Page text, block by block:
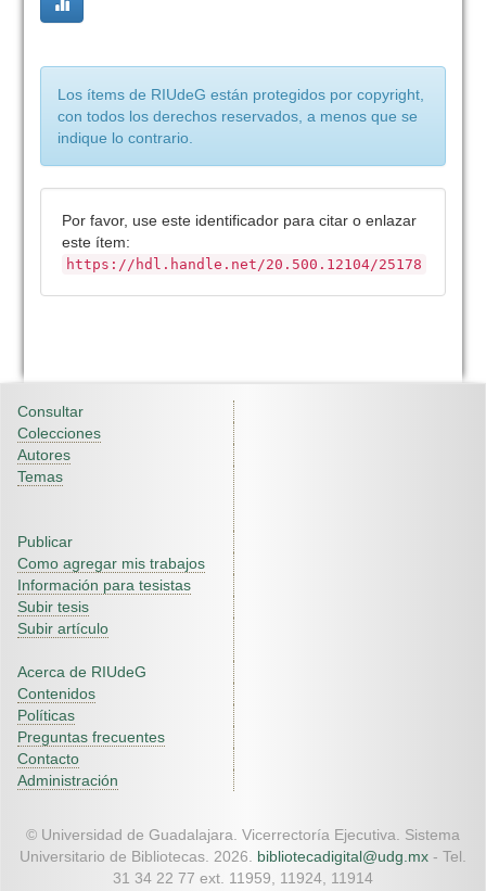
Los ítems de RIUdeG están protegidos por copyright,
con todos los derechos reservados, a menos que se
indique lo contrario.
Por favor, use este identificador para citar o enlazar
este ítem:
https://hdl.handle.net/20.500.12104/25178
Consultar
Colecciones
Autores
Temas
Publicar
Como agregar mis trabajos
Información para tesistas
Subir tesis
Subir artículo
Acerca de RIUdeG
Contenidos
Políticas
Preguntas frecuentes
Contacto
Administración
© Universidad de Guadalajara. Vicerrectoría Ejecutiva. Sistema
Universitario de Bibliotecas. 2026. bibliotecadigital@udg.mx - Tel.
31 34 22 77 ext. 11959, 11924, 11914